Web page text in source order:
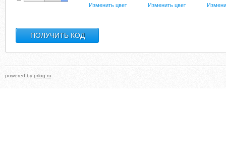
Изменить цвет Изменить цвет
powered by prlog.ru